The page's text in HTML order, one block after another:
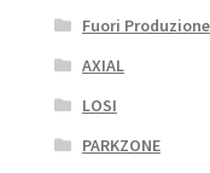
Fuori Produzione
AXIAL
LOSI
PARKZONE